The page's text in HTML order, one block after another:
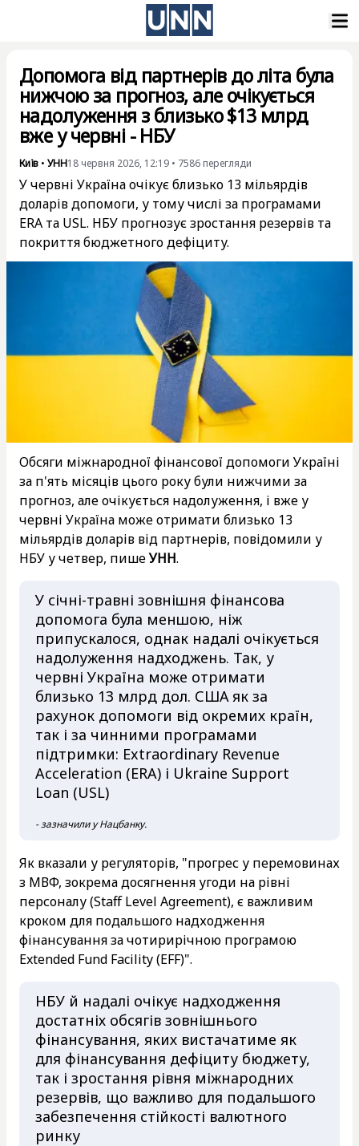
Допомога від партнерів до літа була
нижчою за прогноз, але очікується
надолуження з близько $13 млрд
вже у червні - НБУ
Київ • УНН18 червня 2026, 12:19 • 7586 перегляди
У червні Україна очікує близько 13 мільярдів
доларів допомоги, у тому числі за програмами
ERA та USL. НБУ прогнозує зростання резервів та
покриття бюджетного дефіциту.
Обсяги міжнародної фінансової допомоги Україні
за п'ять місяців цього року були нижчими за
прогноз, але очікується надолуження, і вже у
червні Україна може отримати близько 13
мільярдів доларів від партнерів, повідомили у
НБУ у четвер, пишеУНН.
У січні-травні зовнішня фінансова
допомога була меншою, ніж
припускалося, однак надалі очікується
надолуження надходжень. Так, у
червні Україна може отримати
близько 13 млрд дол. США як за
рахунок допомоги від окремих країн,
так і за чинними програмами
підтримки: Extraordinary Revenue
Acceleration (ERA) і Ukraine Support
Loan (USL)
- зазначили у Нацбанку.
Як вказали у регуляторів, "прогрес у перемовинах
з МВФ, зокрема досягнення угоди на рівні
персоналу (Staff Level Agreement), є важливим
кроком для подальшого надходження
фінансування за чотирирічною програмою
Extended Fund Facility (EFF)".
НБУ й надалі очікує надходження
достатніх обсягів зовнішнього
фінансування, яких вистачатиме як
для фінансування дефіциту бюджету,
так і зростання рівня міжнародних
резервів, що важливо для подальшого
забезпечення стійкості валютного
ринку